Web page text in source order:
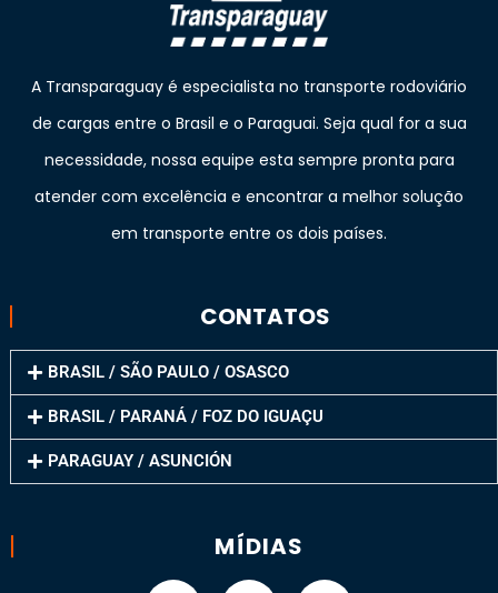
A Transparaguay é especialista no transporte rodoviário
de cargas entre o Brasil e o Paraguai. Seja qual for a sua
necessidade, nossa equipe esta sempre pronta para
atender com excelência e encontrar a melhor solução
em transporte entre os dois países.
CONTATOS
BRASIL / SÃO PAULO / OSASCO
BRASIL / PARANÁ / FOZ DO IGUAÇU
PARAGUAY / ASUNCIÓN
MÍDIAS